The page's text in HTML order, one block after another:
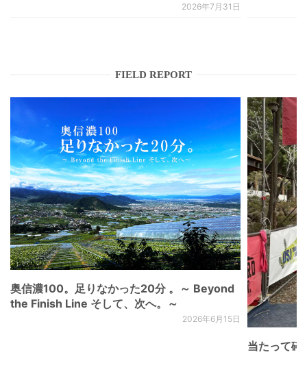
2026年7月31日
FIELD REPORT
奥信濃100。足りなかった20分 。～ Beyond
the Finish Line そして、次へ。～
2026年6月15日
当たって砕